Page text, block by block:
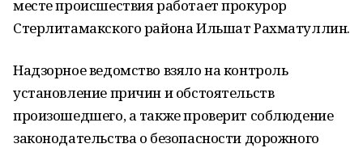
месте происшествия работает прокурор
Стерлитамакского района Ильшат Рахматуллин.
Надзорное ведомство взяло на контроль
установление причин и обстоятельств
произошедшего, а также проверит соблюдение
законодательства о безопасности дорожного